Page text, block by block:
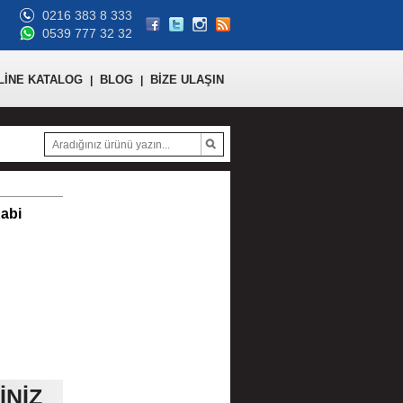
0216 383 8 333
0539 777 32 32
KATALOG BLOG BİZE ULAŞIN